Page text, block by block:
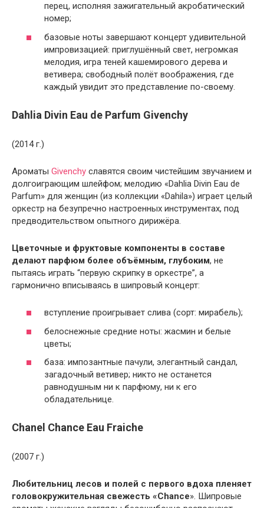
перец, исполняя зажигательный акробатический
номер;
базовые ноты завершают концерт удивительной
импровизацией: приглушённый свет, негромкая
мелодия, игра теней кашемирового дерева и
ветивера; свободный полёт воображения, где
каждый увидит это представление по-своему.
Dahlia Divin Eau de Parfum Givenchy
(2014 г.)
Ароматы Givenchy славятся своим чистейшим звучанием и
долгоиграющим шлейфом; мелодию «Dahlia Divin Eau de
Parfum» для женщин (из коллекции «Dahila») играет целый
оркестр на безупречно настроенных инструментах, под
предводительством опытного дирижёра.
Цветочные и фруктовые компоненты в составе
делают парфюм более объёмным, глубоким, не
пытаясь играть “первую скрипку в оркестре”, а
гармонично вписываясь в шипровый концерт:
вступление проигрывает слива (сорт: мирабель);
белоснежные средние ноты: жасмин и белые
цветы;
база: импозантные пачули, элегантный сандал,
загадочный ветивер; никто не останется
равнодушным ни к парфюму, ни к его
обладательнице.
Chanel Chance Eau Fraiche
(2007 г.)
Любительниц лесов и полей с первого вдоха пленяет
головокружительная свежесть «Chance». Шипровые